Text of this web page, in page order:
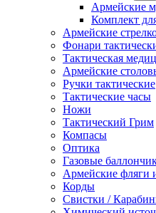
Армейские
Комплект
Армейские
Фонари
Тактическая
Армейские
Ручки тактические
Тактические часы
Ножи
Тактический Грим
Компасы
Оптика
Газовые
Армейские фляги
Корды
Свистки /